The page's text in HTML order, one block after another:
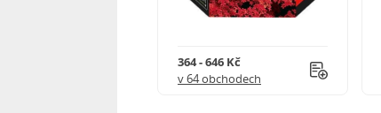
364 - 646 Kč
v 64 obchodech